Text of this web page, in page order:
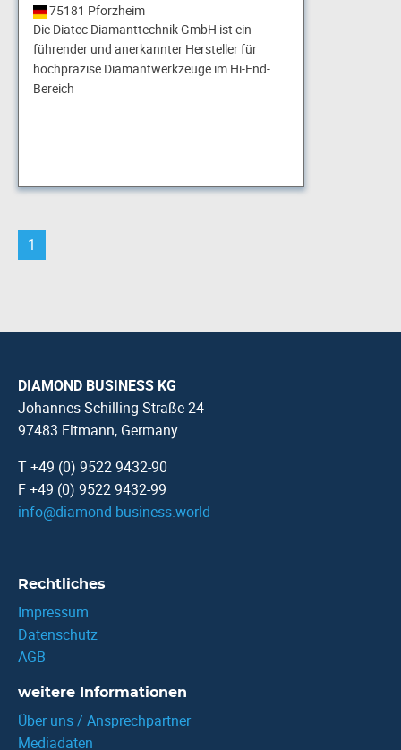
75181 Pforzheim
Die Diatec Diamanttechnik GmbH ist ein
führender und anerkannter Hersteller für
hochpräzise Diamantwerkzeuge im Hi-End-
Bereich
1
DIAMOND BUSINESS KG
Johannes-Schilling-Straße 24
97483 Eltmann, Germany
T +49 (0) 9522 9432-90
F +49 (0) 9522 9432-99
info@diamond-business.world
Rechtliches
Impressum
Datenschutz
AGB
weitere Informationen
Über uns / Ansprechpartner
Mediadaten